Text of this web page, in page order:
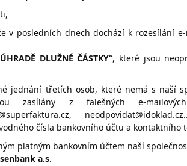
detail
Umístění MARKOVÁ
maps
v posledních dnech dochází k rozesílání
DLUŽNÉ ČÁSTKY“, které jsou
jednání třetích osob, které nemá s naší
zasílány z falešných e-
čísla bankovního účtu a kontaktního
platným bankovním účtem naší
a.s.